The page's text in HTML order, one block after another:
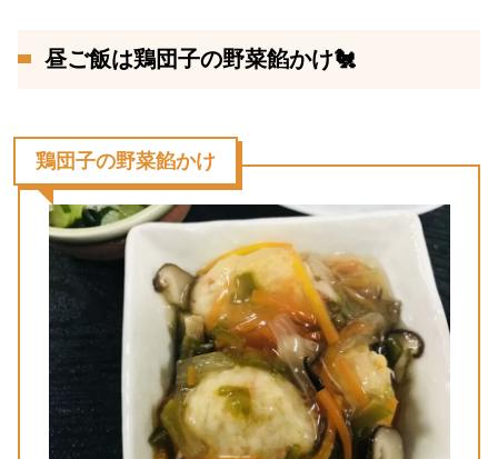
昼ご飯は鶏団子の野菜餡かけ🐔
鶏団子の野菜餡かけ